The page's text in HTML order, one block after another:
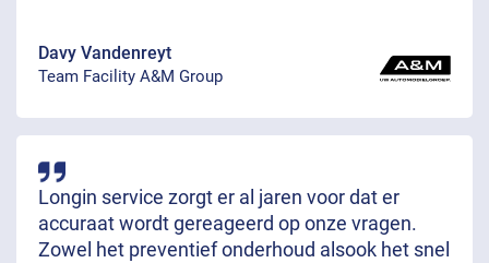
Davy Vandenreyt
Team Facility A&M Group
Longin service zorgt er al jaren voor dat er
accuraat wordt gereageerd op onze vragen.
Zowel het preventief onderhoud alsook het snel